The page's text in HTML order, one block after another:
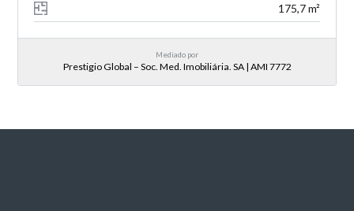
175,7 m²
Mediado por
Prestigio Global – Soc. Med. Imobiliária. SA | AMI 7772